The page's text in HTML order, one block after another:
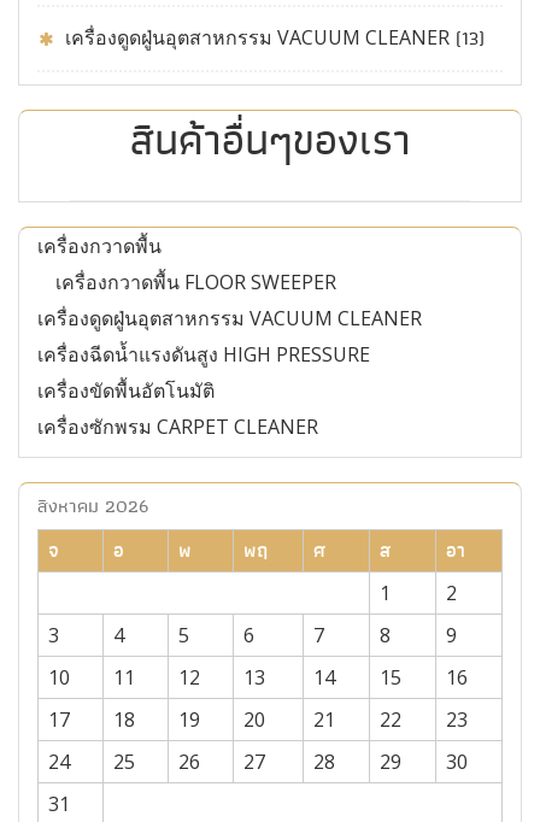
เครื่องดูดฝู่นอุตสาหกรรม VACUUM CLEANER (13)
สินค้าอื่นๆของเรา
เครื่องกวาดพื้น
เครื่องกวาดพื้น FLOOR SWEEPER
เครื่องดูดฝู่นอุตสาหกรรม VACUUM CLEANER
เครื่องฉีดน้ำแรงดันสูง HIGH PRESSURE
เครื่องขัดพื้นอัตโนมัติ
เครื่องซักพรม CARPET CLEANER
สิงหาคม 2026
จ
อ พ พฤ ศ ส อา
1
2
3
4 5 6 7 8
9
10
11 12 13 14 15
16
17
18 19 20 21 22
23
24
25 26 27 28 29
30
31